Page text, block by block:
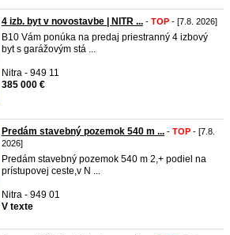
4 izb. byt v novostavbe | NITR ... - TOP - [7.8. 2026]
B10 Vám ponúka na predaj priestranný 4 izbový
byt s garážovým stá ...
Nitra - 949 11
385 000 €
Predám stavebný pozemok 540 m ... - TOP - [7.8.
2026]
Predám stavebný pozemok 540 m 2,+ podiel na
prístupovej ceste,v N ...
Nitra - 949 01
V texte